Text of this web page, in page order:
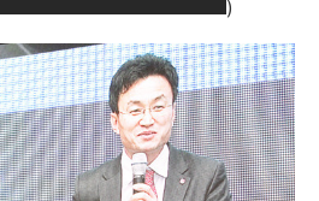
)